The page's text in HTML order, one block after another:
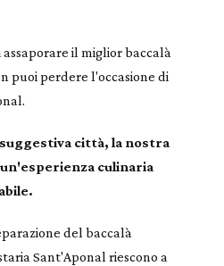
assaporare il miglior baccalà
puoi perdere l'occasione di
città, la nostra
culinaria
del baccalà
Sant'Aponal riescono a